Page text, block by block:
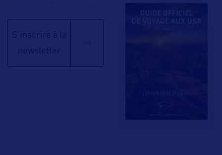
S'inscrire à la
newsletter